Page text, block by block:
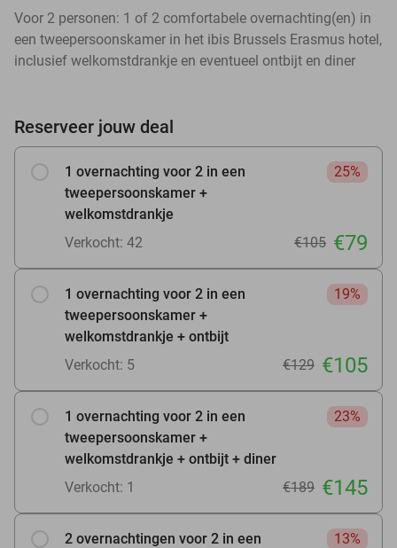
Voor 2 personen: 1 of 2 comfortabele overnachting(en) in
een tweepersoonskamer in het ibis Brussels Erasmus hotel,
inclusief welkomstdrankje en eventueel ontbijt en diner
Reserveer jouw deal
1 overnachting voor 2 in een
tweepersoonskamer +
welkomstdrankje
25%
Verkocht: 42 €105 €79
1 overnachting voor 2 in een
tweepersoonskamer +
welkomstdrankje + ontbijt
19%
Verkocht: 5 €129 €105
1 overnachting voor 2 in een
tweepersoonskamer +
welkomstdrankje + ontbijt + diner
23%
Verkocht: 1 €189 €145
2 overnachtingen voor 2 in een
13%